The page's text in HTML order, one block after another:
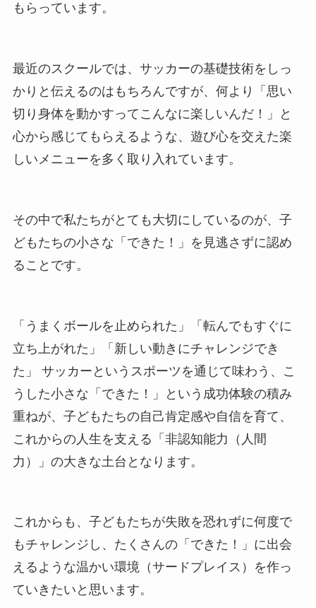
もらっています。
最近のスクールでは、サッカーの基礎技術をしっ
かりと伝えるのはもちろんですが、何より「思い
切り身体を動かすってこんなに楽しいんだ！」と
心から感じてもらえるような、遊び心を交えた楽
しいメニューを多く取り入れています。
その中で私たちがとても大切にしているのが、子
どもたちの小さな「できた！」を見逃さずに認め
ることです。
「うまくボールを止められた」「転んでもすぐに
立ち上がれた」「新しい動きにチャレンジでき
た」 サッカーというスポーツを通じて味わう、こ
うした小さな「できた！」という成功体験の積み
重ねが、子どもたちの自己肯定感や自信を育て、
これからの人生を支える「非認知能力（人間
力）」の大きな土台となります。
これからも、子どもたちが失敗を恐れずに何度で
もチャレンジし、たくさんの「できた！」に出会
えるような温かい環境（サードプレイス）を作っ
ていきたいと思います。